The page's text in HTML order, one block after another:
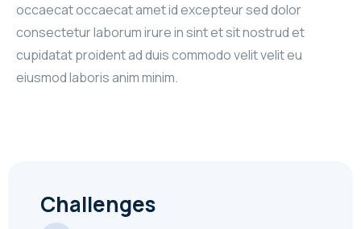
occaecat occaecat amet id excepteur sed dolor
consectetur laborum irure in sint et sit nostrud et
cupidatat proident ad duis commodo velit velit eu
eiusmod laboris anim minim.
Challenges